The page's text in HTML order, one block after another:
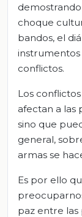
choque
bandos, el
instrumentos
conflictos.
Los
afectan a las
sino que
general,
armas se
Es por ello
paz entre las